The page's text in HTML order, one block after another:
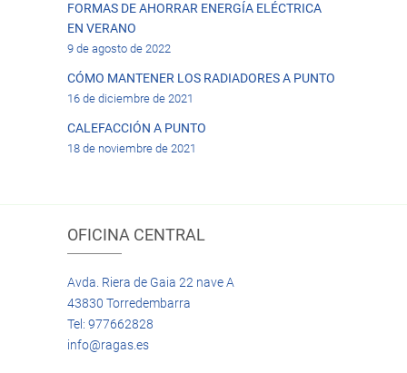
FORMAS DE AHORRAR ENERGÍA ELÉCTRICA
EN VERANO
9 de agosto de 2022
CÓMO MANTENER LOS RADIADORES A PUNTO
16 de diciembre de 2021
CALEFACCIÓN A PUNTO
18 de noviembre de 2021
OFICINA CENTRAL
Avda. Riera de Gaia 22 nave A
43830 Torredembarra
Tel: 977662828
info@ragas.es